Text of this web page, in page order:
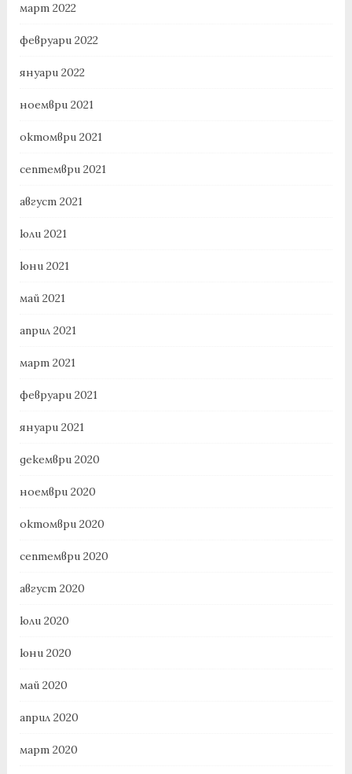
март 2022
февруари 2022
януари 2022
ноември 2021
октомври 2021
септември 2021
август 2021
юли 2021
юни 2021
май 2021
април 2021
март 2021
февруари 2021
януари 2021
декември 2020
ноември 2020
октомври 2020
септември 2020
август 2020
юли 2020
юни 2020
май 2020
април 2020
март 2020